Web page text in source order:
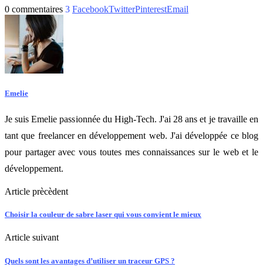
0 commentaires 3 FacebookTwitterPinterestEmail
Emelie
Je suis Emelie passionnée du High-Tech. J'ai 28 ans et je travaille en
tant que freelancer en développement web. J'ai développée ce blog
pour partager avec vous toutes mes connaissances sur le web et le
développement.
Article prècèdent
Choisir la couleur de sabre laser qui vous convient le mieux
Article suivant
Quels sont les avantages d’utiliser un traceur GPS ?